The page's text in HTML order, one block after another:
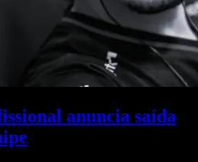
anuncia saída